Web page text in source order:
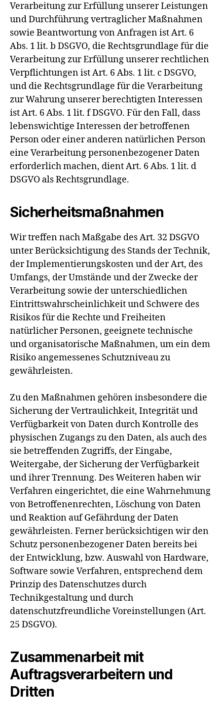
Verarbeitung zur Erfüllung unserer Leistungen
und Durchführung vertraglicher Maßnahmen
sowie Beantwortung von Anfragen ist Art. 6
Abs. 1 lit. b DSGVO, die Rechtsgrundlage für die
Verarbeitung zur Erfüllung unserer rechtlichen
Verpflichtungen ist Art. 6 Abs. 1 lit. c DSGVO,
und die Rechtsgrundlage für die Verarbeitung
zur Wahrung unserer berechtigten Interessen
ist Art. 6 Abs. 1 lit. f DSGVO. Für den Fall, dass
lebenswichtige Interessen der betroffenen
Person oder einer anderen natürlichen Person
eine Verarbeitung personenbezogener Daten
erforderlich machen, dient Art. 6 Abs. 1 lit. d
DSGVO als Rechtsgrundlage.
Sicherheitsmaßnahmen
Wir treffen nach Maßgabe des Art. 32 DSGVO
unter Berücksichtigung des Stands der Technik,
der Implementierungskosten und der Art, des
Umfangs, der Umstände und der Zwecke der
Verarbeitung sowie der unterschiedlichen
Eintrittswahrscheinlichkeit und Schwere des
Risikos für die Rechte und Freiheiten
natürlicher Personen, geeignete technische
und organisatorische Maßnahmen, um ein dem
Risiko angemessenes Schutzniveau zu
gewährleisten.
Zu den Maßnahmen gehören insbesondere die
Sicherung der Vertraulichkeit, Integrität und
Verfügbarkeit von Daten durch Kontrolle des
physischen Zugangs zu den Daten, als auch des
sie betreffenden Zugriffs, der Eingabe,
Weitergabe, der Sicherung der Verfügbarkeit
und ihrer Trennung. Des Weiteren haben wir
Verfahren eingerichtet, die eine Wahrnehmung
von Betroffenenrechten, Löschung von Daten
und Reaktion auf Gefährdung der Daten
gewährleisten. Ferner berücksichtigen wir den
Schutz personenbezogener Daten bereits bei
der Entwicklung, bzw. Auswahl von Hardware,
Software sowie Verfahren, entsprechend dem
Prinzip des Datenschutzes durch
Technikgestaltung und durch
datenschutzfreundliche Voreinstellungen (Art.
25 DSGVO).
Zusammenarbeit mit
Auftragsverarbeitern und
Dritten